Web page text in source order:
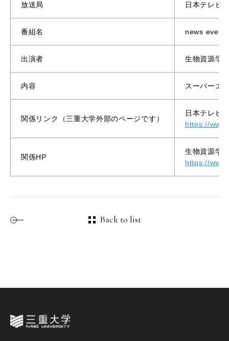
放送局 日本テレビ
番組名 news every.
出演者 生物資源学
内容 スーパーエ
関係リンク（三重大学外部のページです）
日本テレビ
https://
関係HP
生物資源学
https://
Back to list